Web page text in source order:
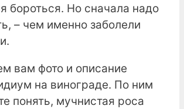
бороться. Но сначала надо
– чем именно заболели
вам фото и описание
на винограде. По ним
понять, мучнистая роса